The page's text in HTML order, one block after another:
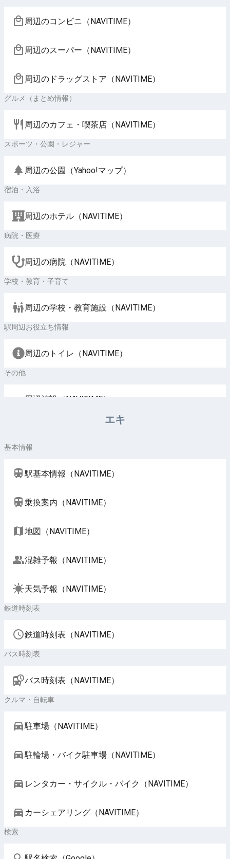
周辺のコンビニ（NAVITIME）
周辺のスーパー（NAVITIME）
周辺のドラッグストア（NAVITIME）
グルメ（まとめ情報）
周辺のカフェ・喫茶店（NAVITIME）
スポーツ・公園・レジャー
周辺の公園（Yahoo!マップ）
宿泊・入浴
周辺のホテル（NAVITIME）
病院・医療
周辺の病院（NAVITIME）
学校・教育・子育て
周辺の学校・教育施設（NAVITIME）
駅周辺お役立ち情報
周辺のトイレ（NAVITIME）
その他
周辺施設（NAVITIME）
エキ
基本情報
駅基本情報（NAVITIME）
乗換案内（NAVITIME）
地図（NAVITIME）
混雑予報（NAVITIME）
天気予報（NAVITIME）
鉄道時刻表
鉄道時刻表（NAVITIME）
バス時刻表
バス時刻表（NAVITIME）
クルマ・自転車
駐車場（NAVITIME）
駐輪場・バイク駐車場（NAVITIME）
レンタカー・サイクル・バイク（NAVITIME）
カーシェアリング（NAVITIME）
検索